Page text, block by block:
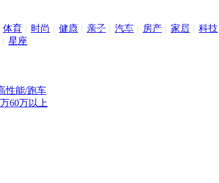
体育 时尚 健康 亲子 汽车 房产 家居 科技
星座
性能/跑车
60万以上